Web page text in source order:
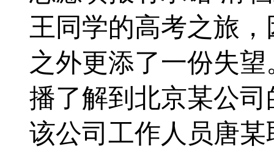
王同学的高考之旅
之外更添了一份失
播了解到北京某公
该公司工作人员唐